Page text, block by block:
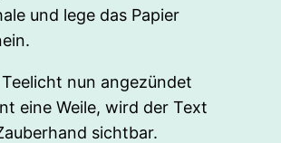
und lege das Papier
nun angezündet
eine Weile, wird der Text
sichtbar.